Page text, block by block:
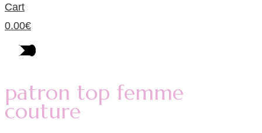
Cart
0.00€
patron top femme
couture